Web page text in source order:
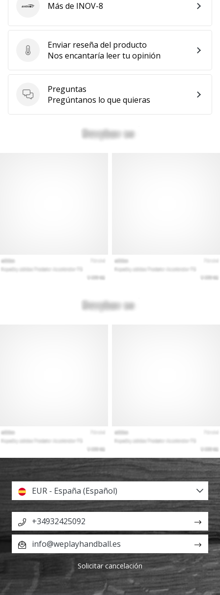
Enviar reseña del producto
Enviar reseña del producto
Nos encantaría leer tu opinión
Preguntas
Preguntas
Pregúntanos lo que quieras
INOV-8Más de INOV-8
EUR - España (Español)
+34932425092
info@weplayhandball.es
Solicitar cancelación